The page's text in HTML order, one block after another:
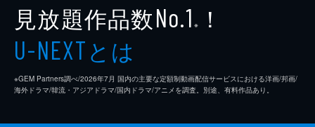
見放題作品数No.1 ※ ！
U-NEXTとは
※GEM Partners調べ/2026年7⽉ 国内の主要な定額制動画配信サービスにおける洋画/邦画/
海外ドラマ/韓流・アジアドラマ/国内ドラマ/アニメを調査。別途、有料作品あり。